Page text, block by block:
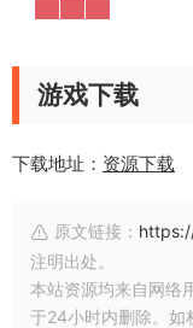
游戏下载
下载地址： 资源下载
原文链接：
注明出处。
本站资源均来自网络
于24小时内删除。如